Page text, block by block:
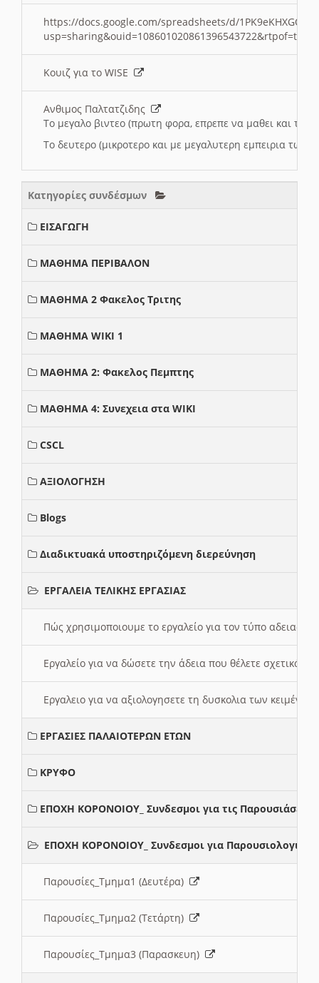
https://docs.google.com/spreadsheets/d/
Κουιζ για το WISE
Ανθιμος Παλτατζιδης
Το μεγαλο βιντεο (πρωτη φορα, επρεπε να μαθει και το
Το δευτερο (μικροτερο και με μεγαλυτερη εμπειρια
Κατηγορίες συνδέσμων
ΕΙΣΑΓΩΓΗ
ΜΑΘΗΜΑ ΠΕΡΙΒΑΛΟΝ
ΜΑΘΗΜΑ 2 Φακελος Τριτης
ΜΑΘΗΜΑ WIKI 1
ΜΑΘΗΜΑ 2: Φακελος Πεμπτης
ΜΑΘΗΜΑ 4: Συνεχεια στα WIKI
CSCL
ΑΞΙΟΛΟΓΗΣΗ
Blogs
Διαδικτυακά υποστηριζόμενη διερεύνηση
ΕΡΓΑΛΕΙΑ ΤΕΛΙΚΗΣ ΕΡΓΑΣΙΑΣ
Πώς χρησιμοποιουμε το εργαλείο για τον τύπο αδειας
Εργαλείο για να δώσετε την άδεια που θέλετε σχετικά
Εργαλειο για να αξιολογησετε τη δυσκολια των
ΕΡΓΑΣΙΕΣ ΠΑΛΑΙΟΤΕΡΩΝ ΕΤΩΝ
ΚΡΥΦΟ
ΕΠΟΧΗ ΚΟΡΟΝΟΙΟΥ_ Συνδεσμοι για τις Παρουσιάσεις
ΕΠΟΧΗ ΚΟΡΟΝΟΙΟΥ_ Συνδεσμοι για Παρουσιολογια
Παρουσίες_Τμημα1 (Δευτέρα)
Παρουσίες_Τμημα2 (Τετάρτη)
Παρουσίες_Τμημα3 (Παρασκευη)